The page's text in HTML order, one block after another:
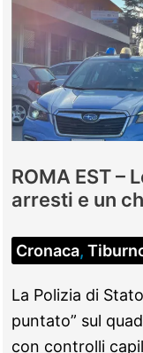
ROMA EST –
arresti e un
Cronaca,
La Polizia di
puntato” sul
con controlli